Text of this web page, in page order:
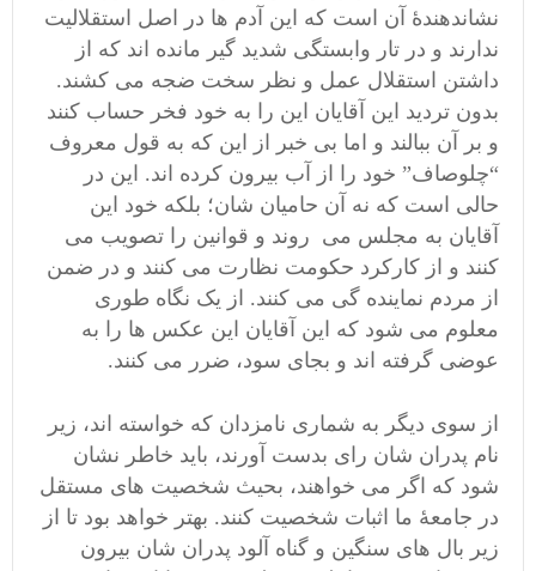
نشاندهندۀ آن است که این آدم ها در اصل استقلالیت
ندارند و در تار وابستگی شدید گیر مانده اند که از
داشتن استقلال عمل و نظر سخت ضجه می کشند.
بدون تردید این آقایان این را به خود فخر حساب کنند
و بر آن ببالند و اما بی خبر از این که به قول معروف
“چلوصاف” خود را از آب بیرون کرده اند. این در
حالی است که نه آن حامیان شان؛ بلکه خود این
آقایان به مجلس می روند و قوانین را تصویب می
کنند و از کارکرد حکومت نظارت می کنند و در ضمن
از مردم نماینده گی می کنند. از یک نگاه طوری
معلوم می شود که این آقایان این عکس ها را به
عوضی گرفته اند و بجای سود، ضرر می کنند.
از سوی دیگر به شماری نامزدان که خواسته اند، زیر
نام پدران شان رای بدست آورند، باید خاطر نشان
شود که اگر می خواهند، بحیث شخصیت های مستقل
در جامعۀ ما اثبات شخصیت کنند. بهتر خواهد بود تا از
زیر بال های سنگین و گناه آلود پدران شان بیرون